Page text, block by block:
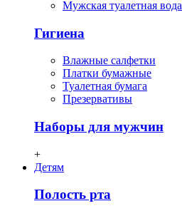
Мужская туалетная вода
Гигиена
Влажные салфетки
Платки бумажные
Туалетная бумага
Презервативы
Наборы для мужчин
+
Детям
Полость рта